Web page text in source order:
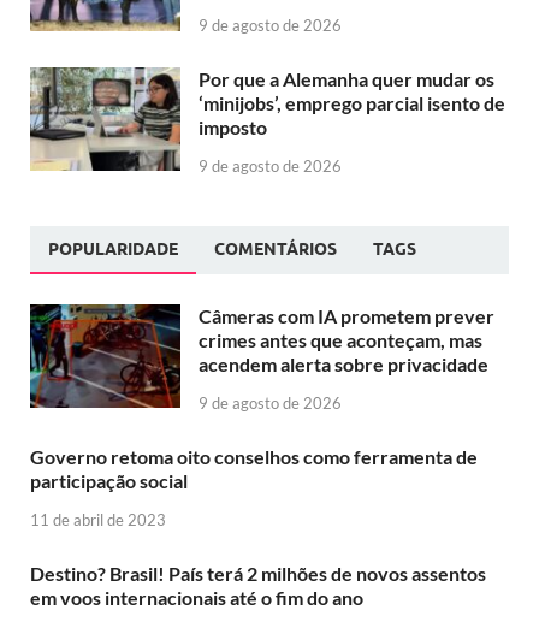
9 de agosto de 2026
Por que a Alemanha quer mudar os
‘minijobs’, emprego parcial isento de
imposto
9 de agosto de 2026
POPULARIDADE COMENTÁRIOS TAGS
Câmeras com IA prometem prever
crimes antes que aconteçam, mas
acendem alerta sobre privacidade
9 de agosto de 2026
Governo retoma oito conselhos como ferramenta de
participação social
11 de abril de 2023
Destino? Brasil! País terá 2 milhões de novos assentos
em voos internacionais até o fim do ano